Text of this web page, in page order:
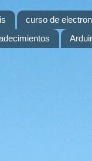
curso de